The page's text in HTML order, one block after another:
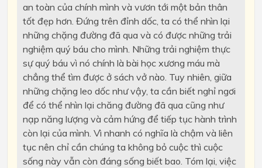
an toàn của chính mình và vươn tới một bản thân
tốt đẹp hơn. Đứng trên đỉnh dốc, ta có thể nhìn lại
những chặng đường đã qua và có được những trải
nghiệm quý báu cho mình. Những trải nghiệm thực
sự quý báu vì nó chính là bài học xương máu mà
chẳng thể tìm được ở sách vở nào. Tuy nhiên, giữa
những chặng leo dốc như vậy, ta cần biết nghỉ ngơi
để có thể nhìn lại chăng đường đã qua cũng như
nạp năng lượng và cảm hứng để tiếp tục hành trình
còn lại của mình. Vì nhanh có nghĩa là chậm và liên
tục nên chỉ cần chúng ta không bỏ cuộc thì cuộc
sống này vẫn còn đáng sống biết bao. Tóm lại, việc